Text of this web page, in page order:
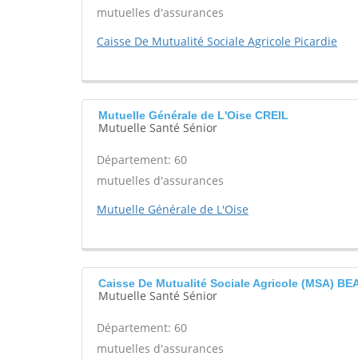
mutuelles d'assurances
Caisse De Mutualité Sociale Agricole Picardie
Mutuelle Générale de L'Oise CREIL
Mutuelle Santé Sénior
Département: 60
mutuelles d'assurances
Mutuelle Générale de L'Oise
Caisse De Mutualité Sociale Agricole (MSA)
Mutuelle Santé Sénior
Département: 60
mutuelles d'assurances